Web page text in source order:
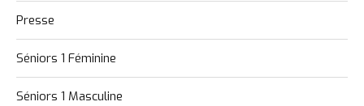
Presse
Séniors 1 Féminine
Séniors 1 Masculine